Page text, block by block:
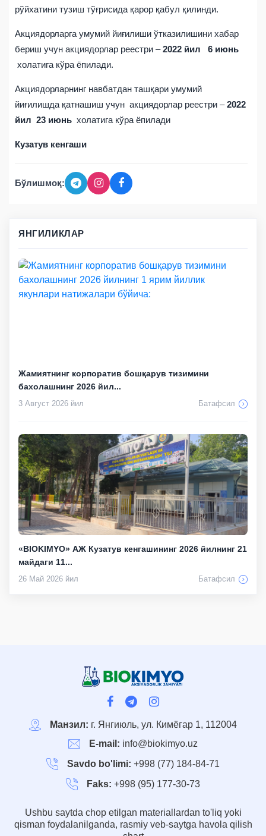
рўйхатини тузиш тўғрисида қарор қабул қилинди.
Акциядорларга умумий йиғилиши ўтказилишини хабар
бериш учун акциядорлар реестри –2022 йил 6 июнь
холатига кўра ёпилади.
Акциядорларнинг навбатдан ташқари умумий
йиғилишда қатнашиш учун акциядорлар реестри –2022
йил 23 июнь холатига кўра ёпилади
Кузатув кенгаши
Бўлишмоқ:
ЯНГИЛИКЛАР
Жамиятнинг корпоратив бошқарув тизимини
бахолашнинг 2026 йил...
3 Август 2026 йил Батафсил
«BIOKIMYO» АЖ Кузатув кенгашининг 2026 йилнинг 21
майдаги 11...
26 Май 2026 йил Батафсил
Манзил: г. Янгиюль, ул. Кимёгар 1, 112004
E-mail: info@biokimyo.uz
Savdo bo'limi: +998 (77) 184-84-71
Faks: +998 (95) 177-30-73
Ushbu saytda chop etilgan materiallardan to'liq yoki
qisman foydalanilganda, rasmiy veb-saytga havola qilish